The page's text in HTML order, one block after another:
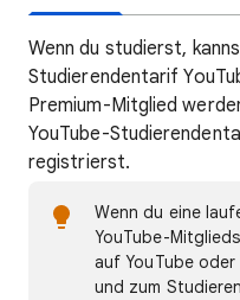
Wenn du studierst,
Studierendentarif
Premium-Mitglied
YouTube-
registrierst.
Wenn du eine
YouTube-
auf YouTube oder
und zum